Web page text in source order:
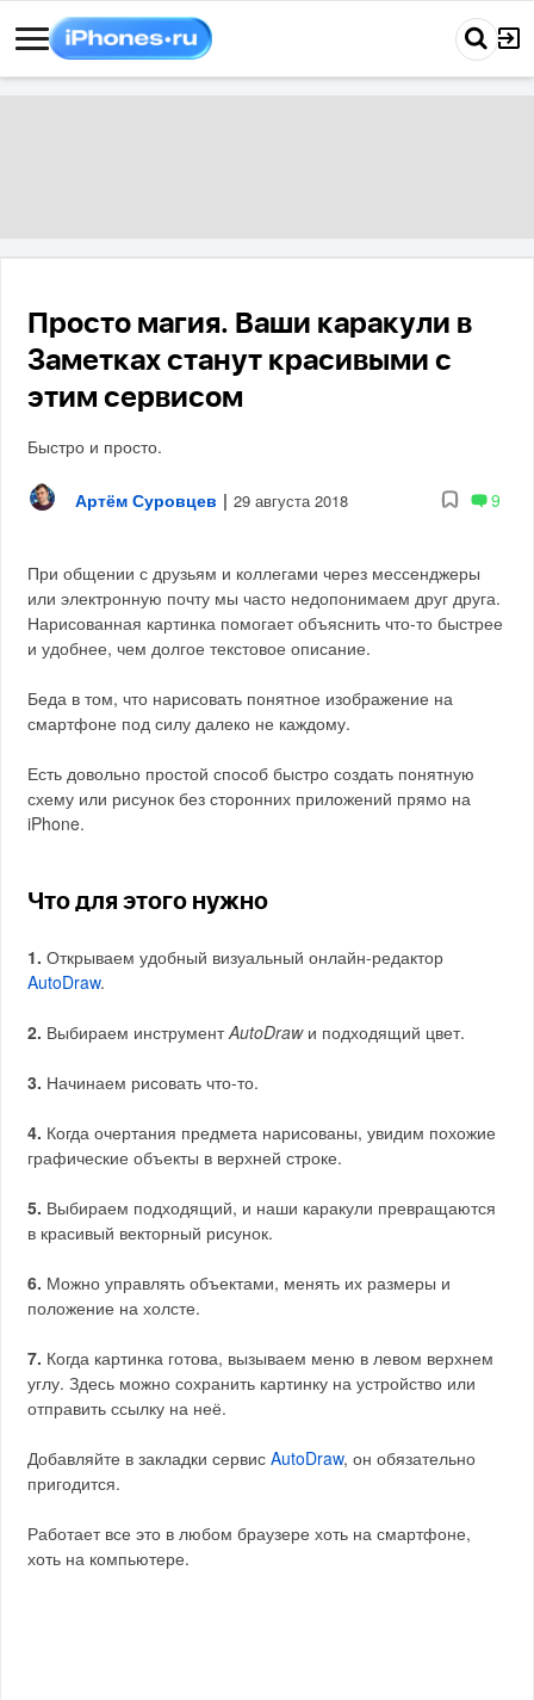
Просто магия. Ваши каракули в
Заметках станут красивыми с
этим сервисом
Быстро и просто.
Артём Суровцев | 29 августа 2018 9
При общении с друзьям и коллегами через мессенджеры
или электронную почту мы часто недопонимаем друг друга.
Нарисованная картинка помогает объяснить что-то быстрее
и удобнее, чем долгое текстовое описание.
Беда в том, что нарисовать понятное изображение на
смартфоне под силу далеко не каждому.
Есть довольно простой способ быстро создать понятную
схему или рисунок без сторонних приложений прямо на
iPhone.
Что для этого нужно
1. Открываем удобный визуальный онлайн-редактор
AutoDraw.
2. Выбираем инструментAutoDrawи подходящий цвет.
3. Начинаем рисовать что-то.
4. Когда очертания предмета нарисованы, увидим похожие
графические объекты в верхней строке.
5. Выбираем подходящий, и наши каракули превращаются
в красивый векторный рисунок.
6. Можно управлять объектами, менять их размеры и
положение на холсте.
7. Когда картинка готова, вызываем меню в левом верхнем
углу. Здесь можно сохранить картинку на устройство или
отправить ссылку на неё.
Добавляйте в закладки сервисAutoDraw, он обязательно
пригодится.
Работает все это в любом браузере хоть на смартфоне,
хоть на компьютере.